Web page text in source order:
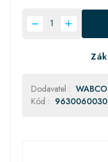
Dodavatel : WABCO
Kód : 9630060030